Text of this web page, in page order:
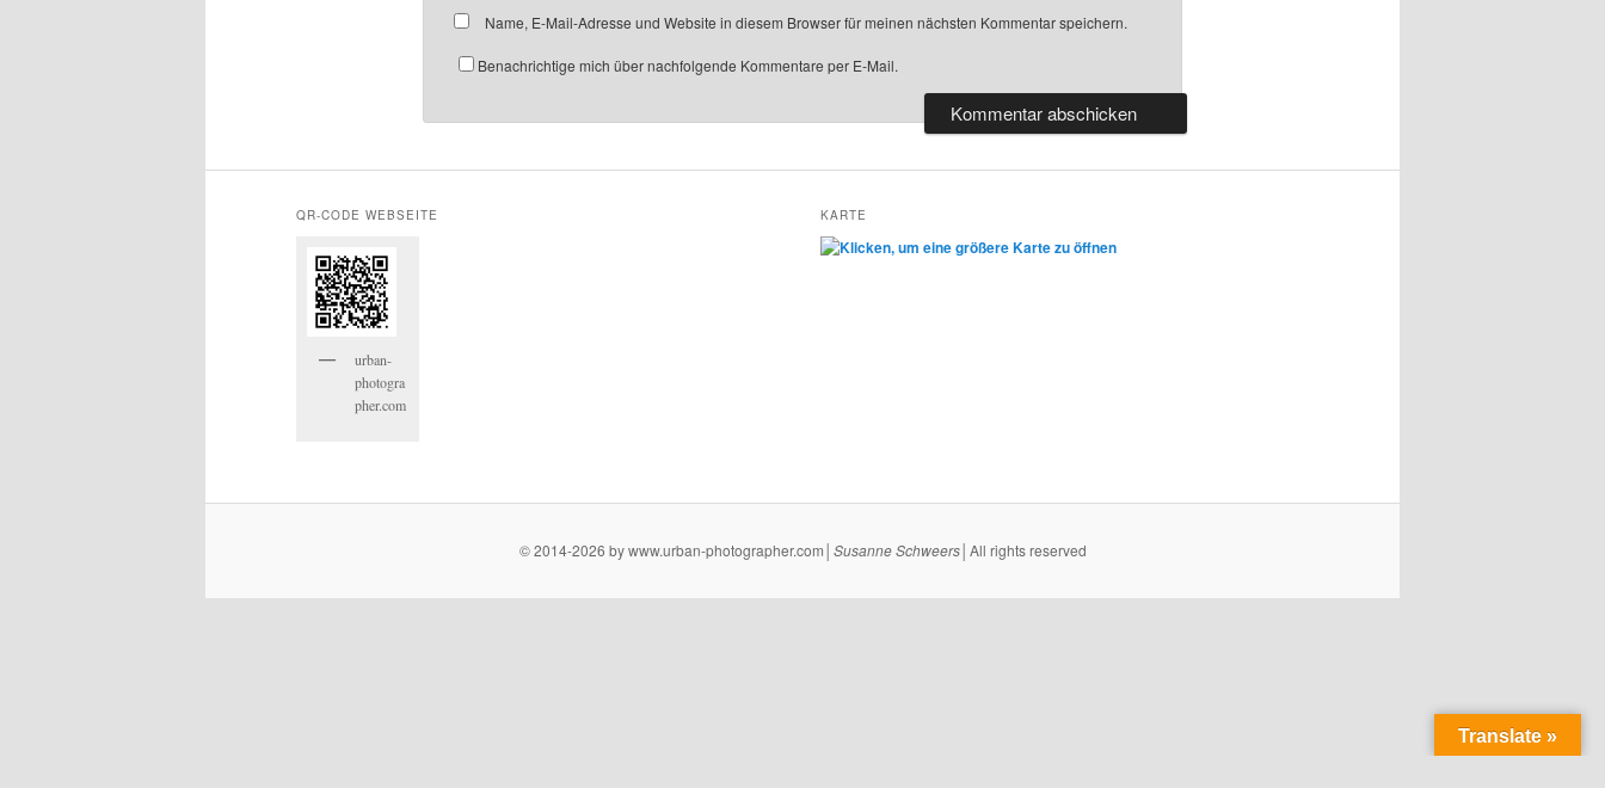
Name, E-Mail-Adresse und Website in diesem Browser für meinen nächsten Kommentar speichern.
Benachrichtige mich über nachfolgende Kommentare per E-Mail.
QR-CODE WEBSEITE
urban-
photogra
pher.com
KARTE
© 2014-2026 by www.urban-photographer.com│ Susanne Schweers│All rights reserved
Translate »